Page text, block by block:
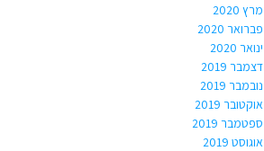
מרץ 2020
פברואר 2020
ינואר 2020
דצמבר 2019
נובמבר 2019
אוקטובר 2019
ספטמבר 2019
אוגוסט 2019